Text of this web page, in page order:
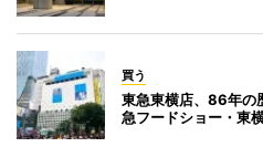
買う
東急東横店、86年の
急フードショー・東